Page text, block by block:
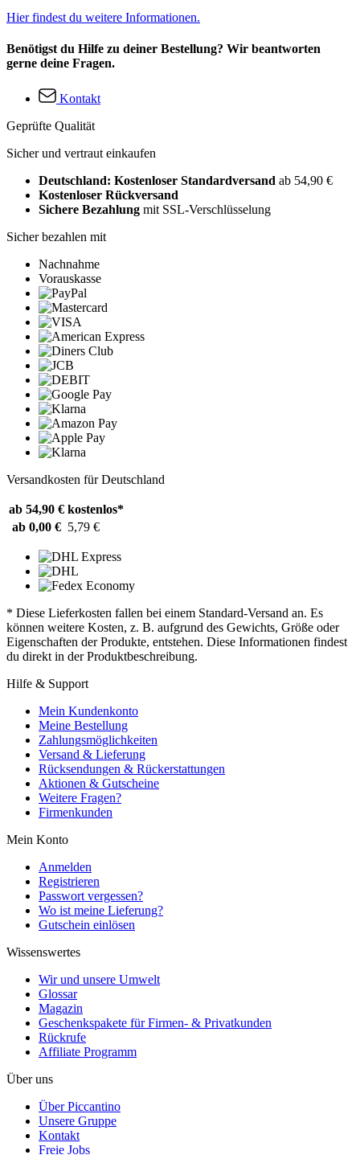
Hier findest du weitere Informationen.
Benötigst du Hilfe zu deiner Bestellung? Wir beantworten
gerne deine Fragen.
Kontakt
Geprüfte Qualität
Sicher und vertraut einkaufen
Deutschland: Kostenloser Standardversand ab 54,90 €
Kostenloser Rückversand
Sichere Bezahlung mit SSL-Verschlüsselung
Sicher bezahlen mit
Nachnahme
Vorauskasse
Versandkosten für Deutschland
ab 54,90 € kostenlos*
ab 0,00 € 5,79 €
* Diese Lieferkosten fallen bei einem Standard-Versand an. Es
können weitere Kosten, z. B. aufgrund des Gewichts, Größe oder
Eigenschaften der Produkte, entstehen. Diese Informationen findest
du direkt in der Produktbeschreibung.
Hilfe & Support
Mein Kundenkonto
Meine Bestellung
Zahlungsmöglichkeiten
Versand & Lieferung
Rücksendungen & Rückerstattungen
Aktionen & Gutscheine
Weitere Fragen?
Firmenkunden
Mein Konto
Anmelden
Registrieren
Passwort vergessen?
Wo ist meine Lieferung?
Gutschein einlösen
Wissenswertes
Wir und unsere Umwelt
Glossar
Magazin
Geschenkspakete für Firmen- & Privatkunden
Rückrufe
Affiliate Programm
Über uns
Über Piccantino
Unsere Gruppe
Kontakt
Freie Jobs